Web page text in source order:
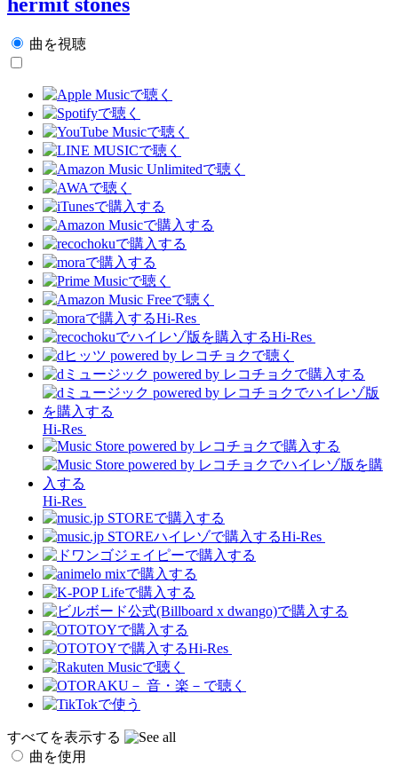
曲を視聴
Hi-Res
Hi-Res
Hi-Res
Hi-Res
Hi-Res
Hi-Res
すべてを表示する
曲を使用